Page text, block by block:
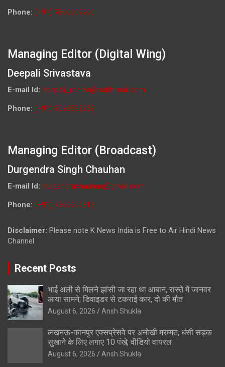
Phone: (+91) 7800009900
Managing Editor (Digital Wing)
Deepali Srivastava
E-mail Id: deepali_media@rediffmail.com
Phone: (+91) 9026692259
Managing Editor (Broadcast)
Durgendra Singh Chauhan
E-mail Id: durgendrachauhan@gmail.com
Phone: (+91) 7800009813
Disclaimer: Please note K News India is Free to Air Hindi News
Channel
Recent Posts
भाई अली से मिलने झांसी जा रहा था आबान, रास्ते में जानवर
आया सामने; डिवाइडर से टकराई कार, दो की मौत
August 6, 2026 Ansh Shukla
लखनऊ-कानपुर एक्सप्रेसवे पर अनोखी मरम्मत, धंसी सड़क
सुखाने के लिए लगाए 10 पंखे; वीडियो वायरल
August 6, 2026 Ansh Shukla